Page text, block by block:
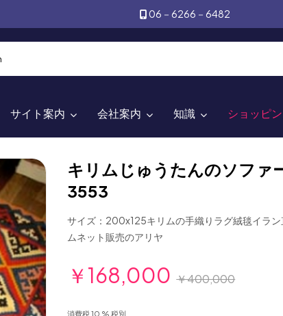
06－6266－6482
サイト案内 会社案内 知識 ショッピ
キリムじゅうたんのソファ
3553
サイズ：200x125キリムの手織りラグ絨毯イラン
ムネット販売のアリヤ
￥168,000 ￥400,000
消費税 10 % 税別